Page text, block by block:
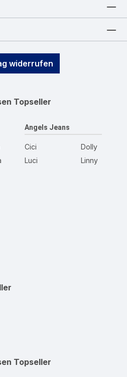
widerrufen
Topseller
Angels Jeans
Cici
Luci
Dolly
Linny
Topseller